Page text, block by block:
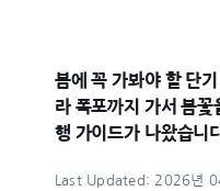
봄에 꼭 가봐야 할 단
라 폭포까지 가서 봄
행 가이드가 나왔습니
Last Updated: 2026년